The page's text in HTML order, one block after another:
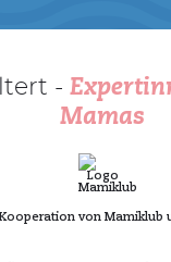
-
Mamas
von Mamiklub